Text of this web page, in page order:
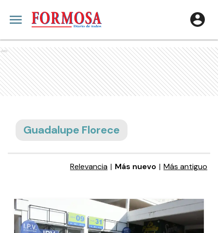
Ads
Guadalupe Florece
Relevancia | Más nuevo | Más antiguo